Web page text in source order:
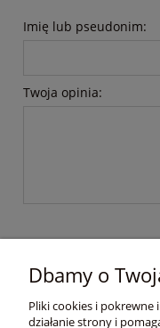
Imię lub pseudonim:
Twoja opinia:
Dbamy o
Pliki cookies i
działanie strony i